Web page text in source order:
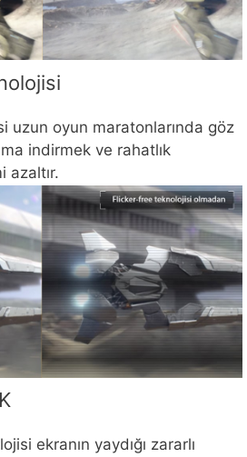
uzun oyun maratonlarında göz
indirmek ve rahatlık
azaltır.
ekranın yaydığı zararlı